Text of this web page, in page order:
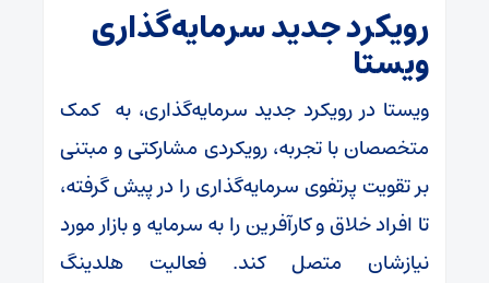
رویکرد جدید سرمایه‌گذاری
ویستا
ویستا در رویکرد جدید سرمایه‌گذاری، به کمک
متخصصان با تجربه، رویکردی مشارکتی و مبتنی
بر تقویت پرتفوی سرمایه‌گذاری را در پیش گرفته،
تا افراد خلاق و کارآفرین را به سرمایه و بازار مورد
نیازشان متصل کند. فعالیت‌‌ هلدینگ